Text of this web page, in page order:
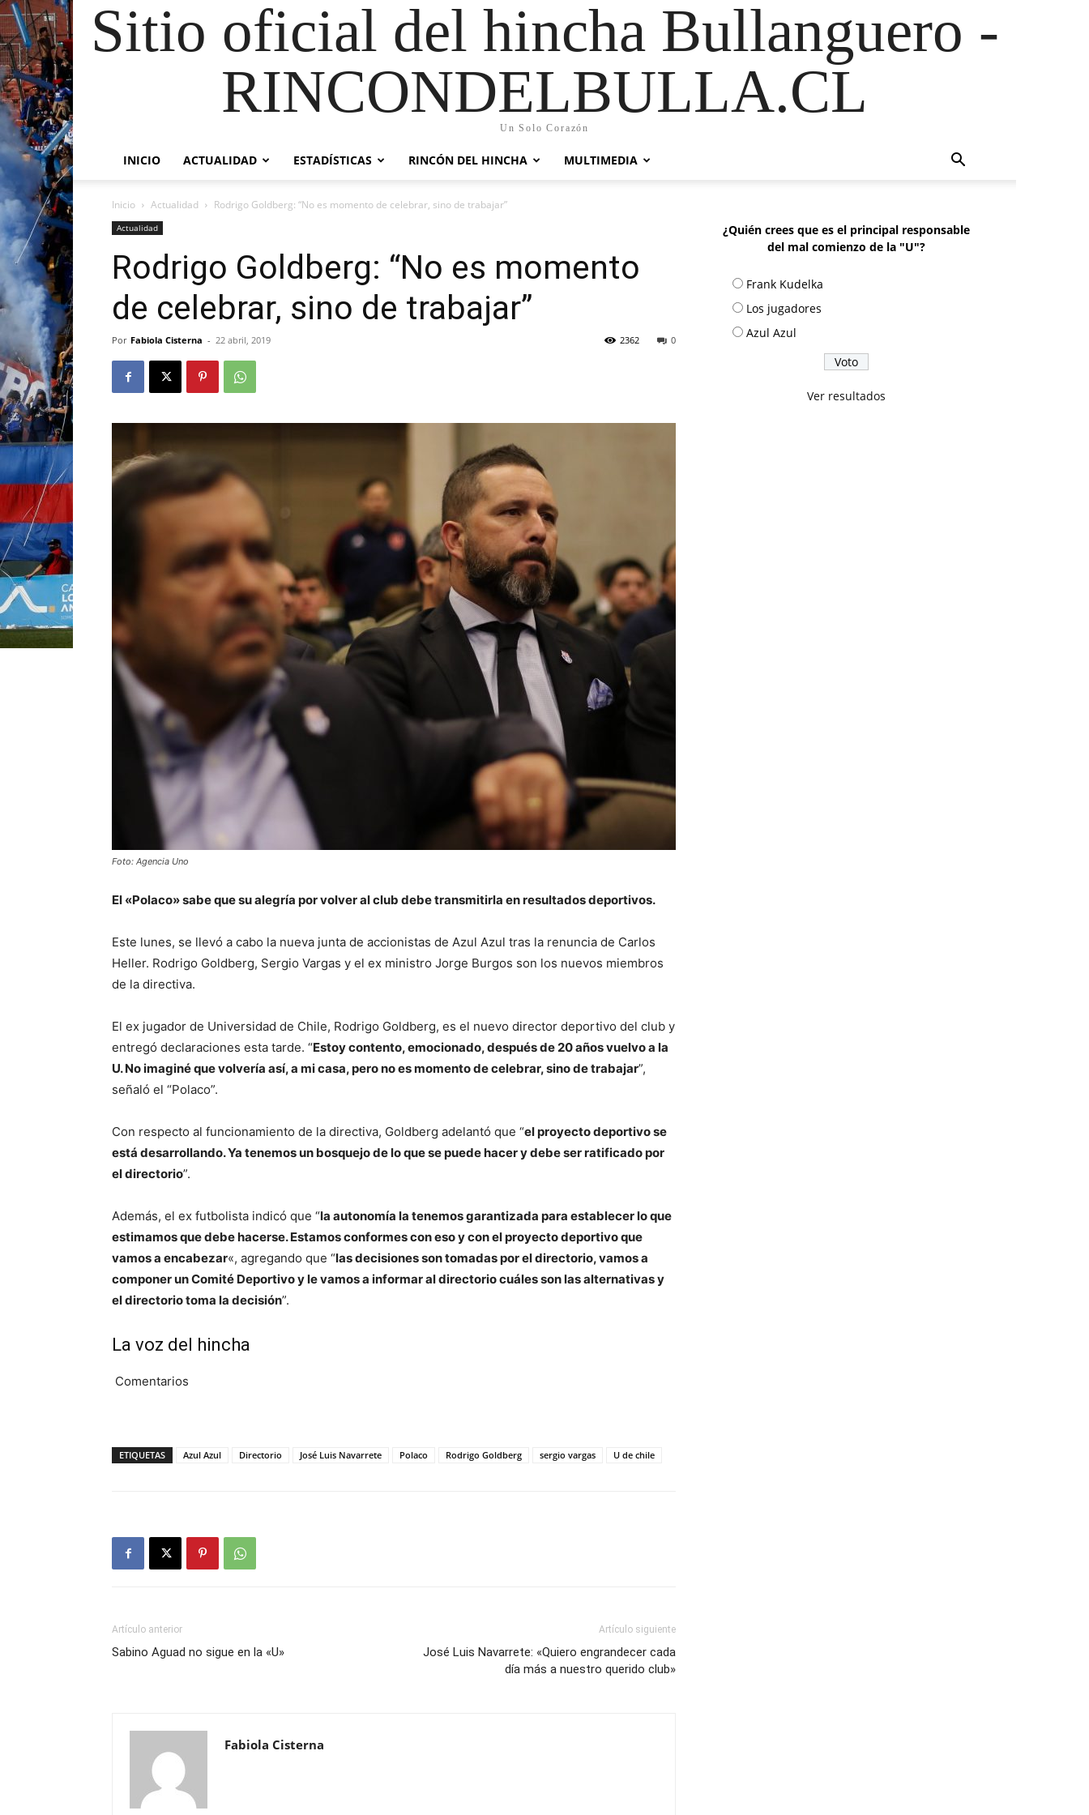
Sitio oficial del hincha Bullanguero -
RINCONDELBULLA.CL
Un Solo Corazón
INICIO ACTUALIDAD ESTADÍSTICAS RINCÓN DEL HINCHA MULTIMEDIA
Inicio Actualidad Rodrigo Goldberg: “No es momento de celebrar, sino de trabajar”
Actualidad
Rodrigo Goldberg: “No es momento
de celebrar, sino de trabajar”
Por Fabiola Cisterna - 22 abril, 2019 0
2362
Foto: Agencia Uno
El «Polaco» sabe que su alegría por volver al club debe transmitirla en resultados deportivos.
Este lunes, se llevó a cabo la nueva junta de accionistas de Azul Azul tras la renuncia de Carlos
Heller. Rodrigo Goldberg, Sergio Vargas y el ex ministro Jorge Burgos son los nuevos miembros
de la directiva.
El ex jugador de Universidad de Chile, Rodrigo Goldberg, es el nuevo director deportivo del club y
entregó declaraciones esta tarde. “Estoy contento, emocionado, después de 20 años vuelvo a la
U. No imaginé que volvería así, a mi casa, pero no es momento de celebrar, sino de trabajar”,
señaló el “Polaco”.
Con respecto al funcionamiento de la directiva, Goldberg adelantó que “el proyecto deportivo se
está desarrollando. Ya tenemos un bosquejo de lo que se puede hacer y debe ser ratificado por
el directorio”.
Además, el ex futbolista indicó que “la autonomía la tenemos garantizada para establecer lo que
estimamos que debe hacerse. Estamos conformes con eso y con el proyecto deportivo que
vamos a encabezar«, agregando que “las decisiones son tomadas por el directorio, vamos a
componer un Comité Deportivo y le vamos a informar al directorio cuáles son las alternativas y
el directorio toma la decisión”.
La voz del hincha
Comentarios
ETIQUETAS Azul Azul Directorio José Luis Navarrete Polaco Rodrigo Goldberg sergio vargas U de chile
Artículo anterior
Sabino Aguad no sigue en la «U»
Artículo siguiente
José Luis Navarrete: «Quiero engrandecer cada
día más a nuestro querido club»
Fabiola Cisterna
¿Quién crees que es el principal responsable
del mal comienzo de la "U"?
Frank Kudelka
Los jugadores
Azul Azul
Ver resultados